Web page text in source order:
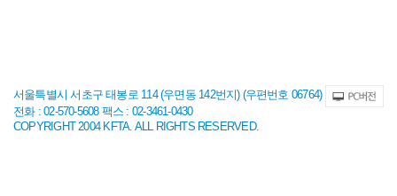
서울특별시 서초구 태봉로 114 (우면동 142번지) (우편번호 06764)
전화 : 02-570-5608 팩스 : 02-3461-0430
COPYRIGHT 2004 KFTA. ALL RIGHTS RESERVED.